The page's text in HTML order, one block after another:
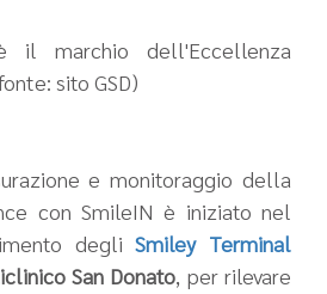
il marchio dell'Eccellenza
sito GSD)
e monitoraggio della
con SmileIN è iniziato nel
degliSmiley Terminal
San Donato, per rilevare